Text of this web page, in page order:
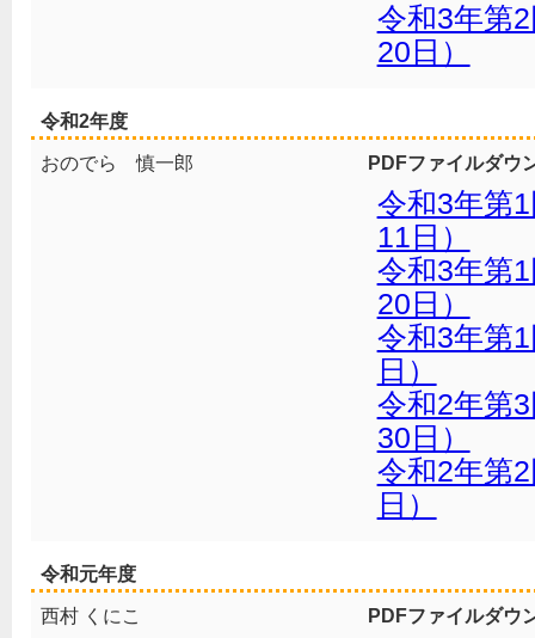
令和3年第
20日）
令和2年度
おのでら 慎一郎 PDFファイルダウ
令和3年第
11日）
令和3年第
20日）
令和3年第
日）
令和2年第
30日）
令和2年第
日）
令和元年度
西村 くにこ PDFファイルダウ